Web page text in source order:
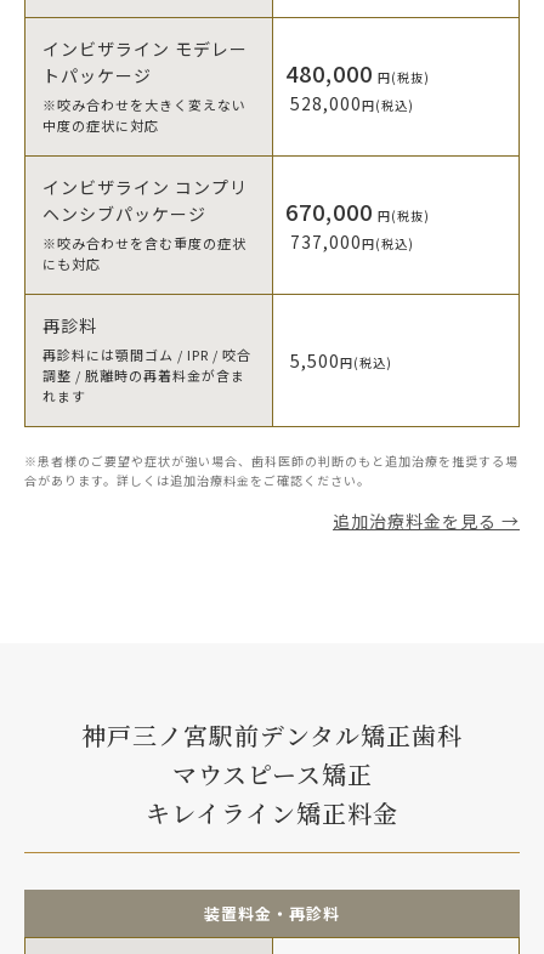
インビザライン モデレー
トパッケージ
※咬み合わせを大きく変えない
中度の症状に対応
480,000 円(税抜)
528,000円(税込)
インビザライン コンプリ
ヘンシブパッケージ
※咬み合わせを含む重度の症状
にも対応
670,000 円(税抜)
737,000円(税込)
再診料
再診料には顎間ゴム / IPR / 咬合
調整 / 脱離時の再着料金が含ま
れます
5,500円(税込)
※患者様のご要望や症状が強い場合、歯科医師の判断のもと追加治療を推奨する場
合があります。詳しくは追加治療料金をご確認ください。
追加治療料金を見る →
神戸三ノ宮駅前デンタル矯正歯科
マウスピース矯正
キレイライン矯正料金
装置料金・再診料